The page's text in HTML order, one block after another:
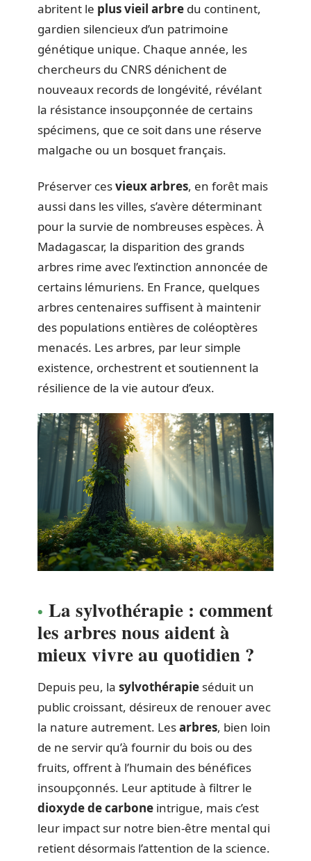
abritent le plus vieil arbre du continent,
gardien silencieux d’un patrimoine
génétique unique. Chaque année, les
chercheurs du CNRS dénichent de
nouveaux records de longévité, révélant
la résistance insoupçonnée de certains
spécimens, que ce soit dans une réserve
malgache ou un bosquet français.
Préserver cesvieux arbres, en forêt mais
aussi dans les villes, s’avère déterminant
pour la survie de nombreuses espèces. À
Madagascar, la disparition des grands
arbres rime avec l’extinction annoncée de
certains lémuriens. En France, quelques
arbres centenaires suffisent à maintenir
des populations entières de coléoptères
menacés. Les arbres, par leur simple
existence, orchestrent et soutiennent la
résilience de la vie autour d’eux.
La sylvothérapie : comment
les arbres nous aident à
mieux vivre au quotidien ?
Depuis peu, la sylvothérapie séduit un
public croissant, désireux de renouer avec
la nature autrement. Lesarbres, bien loin
de ne servir qu’à fournir du bois ou des
fruits, offrent à l’humain des bénéfices
insoupçonnés. Leur aptitude à filtrer le
dioxyde de carbone intrigue, mais c’est
leur impact sur notre bien-être mental qui
retient désormais l’attention de la science.